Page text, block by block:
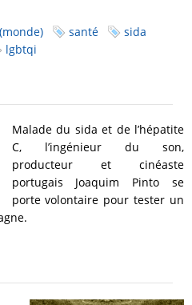
santé
sida
lgbtqi
Malade du sida et de l’hépatite
C, l’ingénieur du son,
producteur et cinéaste
portugais Joaquim Pinto se
porte volontaire pour tester un